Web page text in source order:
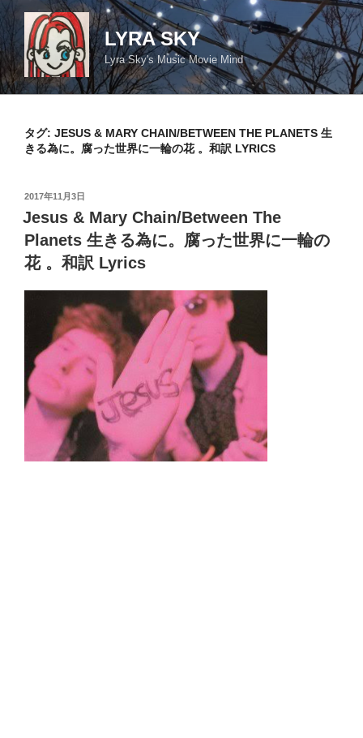
コ
ン
テ
ン
ツ
LYRA SKY
Lyra Sky's Music Movie Mind
タグ: JESUS & MARY CHAIN/BETWEEN THE PLANETS 生
きる為に。腐った世界に一輪の花 。和訳 LYRICS
投
稿
日:
2017年11月3日
Jesus & Mary Chain/Between The
Planets 生きる為に。腐った世界に一輪の
花 。和訳 Lyrics